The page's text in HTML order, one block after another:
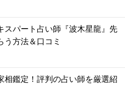
スパート占い師『波木星龍』先
う方法＆口コミ
相鑑定！評判の占い師を厳選紹